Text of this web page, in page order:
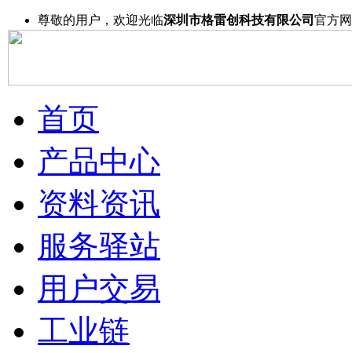
尊敬的用户，欢迎光临深圳市格雷创科技有限公司 官方
首页
产品中心
资料资讯
服务驿站
用户交易
工业链